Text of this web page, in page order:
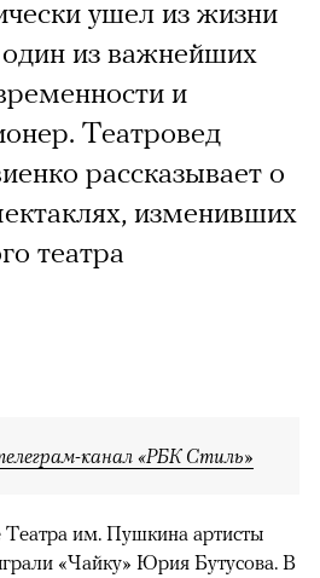
ушел из жизни
из важнейших
и
Театровед
рассказывает о
изменивших
театра
канал «РБК Стиль»
им. Пушкина артисты
«Чайку» Юрия Бутусова. В